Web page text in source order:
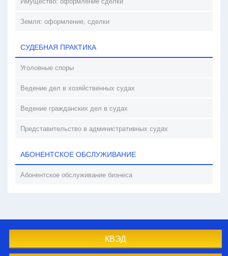
Земля: оформление, сделки
СУДЕБНАЯ ПРАКТИКА
Уголовные споры
Ведение дел в хозяйственных судах
Ведение гражданских дел в судах
Представительство в административных судах
АБОНЕНТСКОЕ ОБСЛУЖИВАНИЕ
Абонентское обслуживание бизнеса
КВЭД